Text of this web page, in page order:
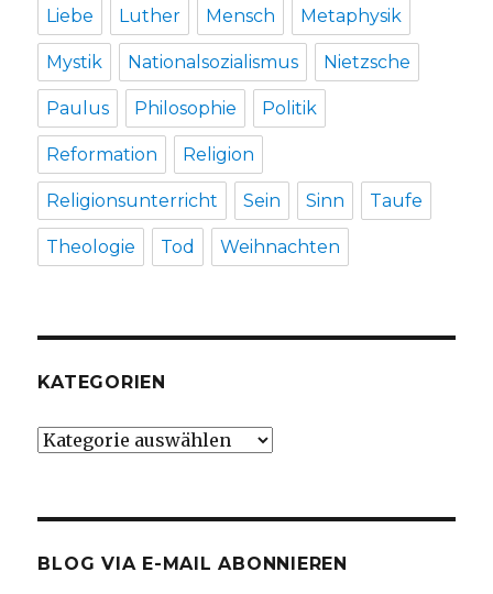
Liebe Luther Mensch Metaphysik
Mystik Nationalsozialismus Nietzsche
Paulus Philosophie Politik
Reformation Religion
Religionsunterricht Sein Sinn Taufe
Theologie Tod Weihnachten
KATEGORIEN
Kategorien
BLOG VIA E-MAIL ABONNIEREN